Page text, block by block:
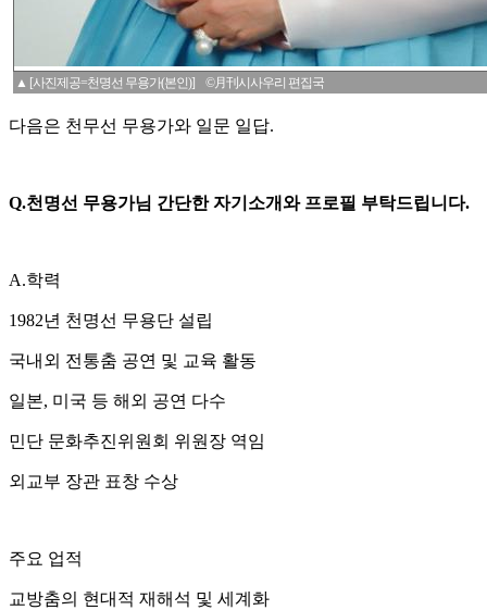
▲ [사진제공=천명선 무용가(본인)] ©月刊시사우리 편집국
다음은 천무선 무용가와 일문 일답.
Q.천명선 무용가님 간단한 자기소개와 프로필 부탁드립니다.
A.학력
1982년 천명선 무용단 설립
국내외 전통춤 공연 및 교육 활동
일본, 미국 등 해외 공연 다수
민단 문화추진위원회 위원장 역임
외교부 장관 표창 수상
주요 업적
교방춤의 현대적 재해석 및 세계화